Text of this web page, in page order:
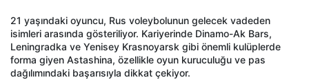
21 yaşındaki oyuncu, Rus voleybolunun gelecek vadeden
isimleri arasında gösteriliyor. Kariyerinde Dinamo-Ak Bars,
Leningradka ve Yenisey Krasnoyarsk gibi önemli kulüplerde
forma giyen Astashina, özellikle oyun kuruculuğu ve pas
dağılımındaki başarısıyla dikkat çekiyor.